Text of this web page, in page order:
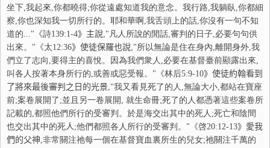
坐下,我起來,你都曉得;你從遠處知道我的意念。我行路,我躺臥,你都細
察,你也深知我一切所行的。耶和華啊,我舌頭上的話,你沒有一句不知
道的..."《詩139:1-4》主說,"凡人所說的閒話,審判的日子,必要句句供
出來。"《太12:36》使徒保羅也說,"所以無論是住在身內,離開身外,我
們立了志向,要得主的喜悅。因為我們衆人,必要在基督臺前顯露出來,
叫各人按著本身所行的,或善或惡受報。"《林后5:9-10》使徒約翰看到
了將來最後審判之日的光景,"我又看見死了的人,無論大小,都站在寶座
前;案卷展開了;並且另一卷展開, 就生命冊;死了的人都憑著這些案卷所
記載的,都照他們所行的受審判。於是海交出其中的死人;死亡和陰間
也交出其中的死人;他們都照各人所行的受審判。"《啓20:12-13》愛我
們的父神,非常關注祂每一個在基督寶血裏所生的兒女;祂關注千萬的